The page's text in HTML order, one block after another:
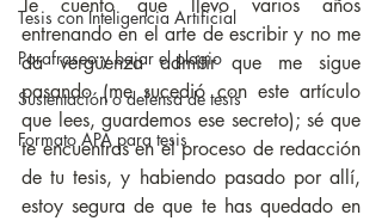
Tesis con Inteligencia Artificial
Parafraseo y bajar el plagio
Sustentación o defensa de tesis
Formato APA para tesis
Te cuento que llevo varios años
entrenando en el arte de escribir y no me
da vergüenza admitir que me sigue
pasando (me sucedió con este artículo
que lees, guardemos ese secreto); sé que
te encuentras en el proceso de redacción
de tu tesis, y habiendo pasado por allí,
estoy segura de que te has quedado en